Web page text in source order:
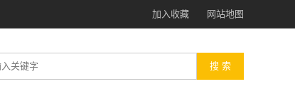
网站地图
加入收藏